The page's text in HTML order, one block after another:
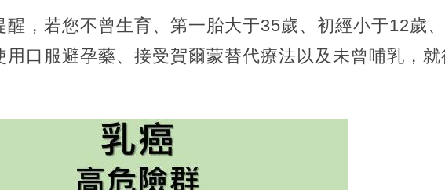
醒，若您不曾生育、第一胎大于35歲、初經小于12歲
用口服避孕藥、接受賀爾蒙替代療法以及未曾哺乳，